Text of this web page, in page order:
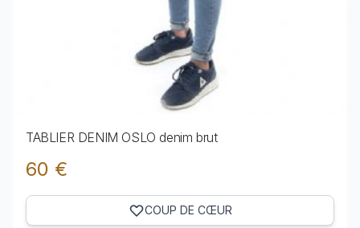
TABLIER DENIM OSLO denim brut
60 €
COUP DE CŒUR